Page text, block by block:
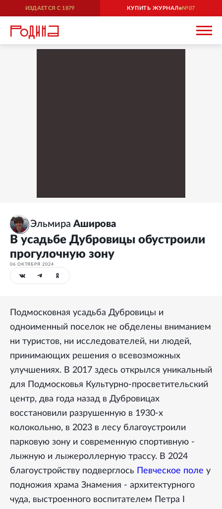
ИЗДАЕТСЯ С 1879 КУПИТЬ ЖУРНАЛ 07
Эльмира Аширова
В усадьбе Дубровицы обустроили
прогулочную зону
06 ОКТЯБРЯ 2024
Подмосковная усадьба Дубровицы и
одноименный поселок не обделены вниманием
ни туристов, ни исследователей, ни людей,
принимающих решения о всевозможных
улучшениях. В 2017 здесь открылся уникальный
для Подмосковья Культурно-просветительский
центр, два года назад в Дубровицах
восстановили разрушенную в 1930-х
колокольню, в 2023 в лесу благоустроили
парковую зону и современную спортивную -
лыжную и лыжероллерную трассу. В 2024
благоустройству подверглось Певческое поле у
подножия храма Знамения - архитектурного
чуда, выстроенного воспитателем Петра I